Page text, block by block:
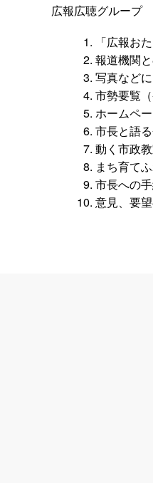
広報広聴グループ
「広報お
報道機関
写真など
市勢要覧
ホームペ
市長と語
動く市政
まち育て
市長への
意見、要